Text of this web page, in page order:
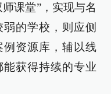
课堂”，实现与名
的学校，则应侧
资源库，辅以线
能获得持续的专业